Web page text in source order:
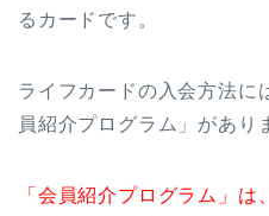
るカードです。
ライフカードの入会方法に
員紹介プログラム」があり
「会員紹介プログラム」